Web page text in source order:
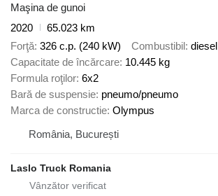
Maşina de gunoi
2020
65.023 km
Forţă 326 c.p. (240 kW) Combustibil diesel
Capacitate de încărcare 10.445 kg
Formula roţilor 6x2
Bară de suspensie pneumo/pneumo
Marca de constructie Olympus
România, București
Laslo Truck Romania